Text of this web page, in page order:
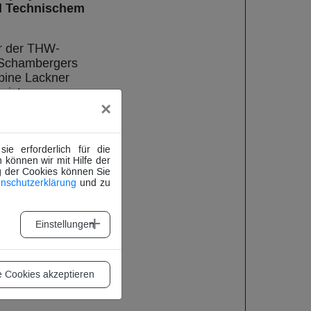
der THW-
Lackner
zur
und
Geschichte
wird das
auf die weitere
wünscht ihm
×
erforderlich für die
können wir mit Hilfe der
Cookies können Sie
und zu
Einstellungen
Cookies akzeptieren